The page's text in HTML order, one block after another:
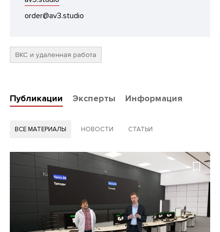
order@av3.studio
ВКС и удаленная работа
Публикации Эксперты Информация
ВСЕ МАТЕРИАЛЫ НОВОСТИ СТАТЬИ